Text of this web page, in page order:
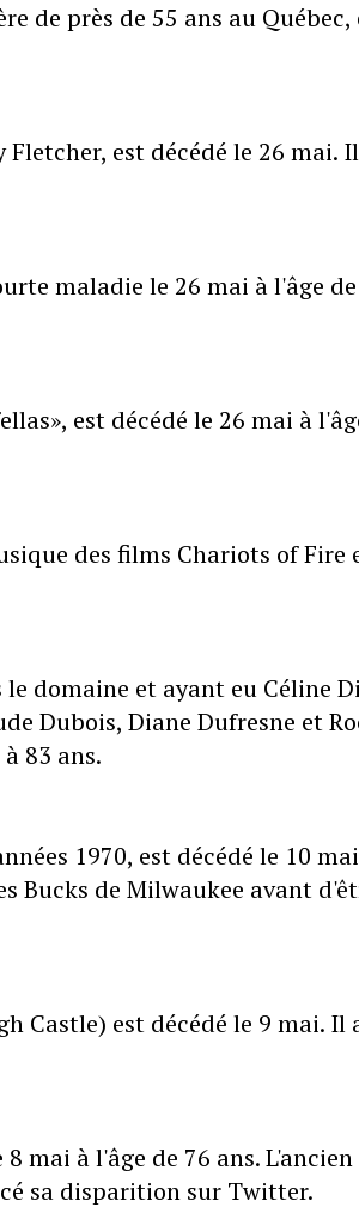
de près de 55 ans au Québec,
est décédé le 26 mai. Il
maladie le 26 mai à l'âge
est décédé le 26 mai à
des films Chariots of Fire
domaine et ayant eu Céline
Dubois, Diane Dufresne et
83 ans.
1970, est décédé le 10
Bucks de Milwaukee avant
Castle) est décédé le 9 mai. Il
mai à l'âge de 76 ans. L'ancien
sa disparition sur Twitter.